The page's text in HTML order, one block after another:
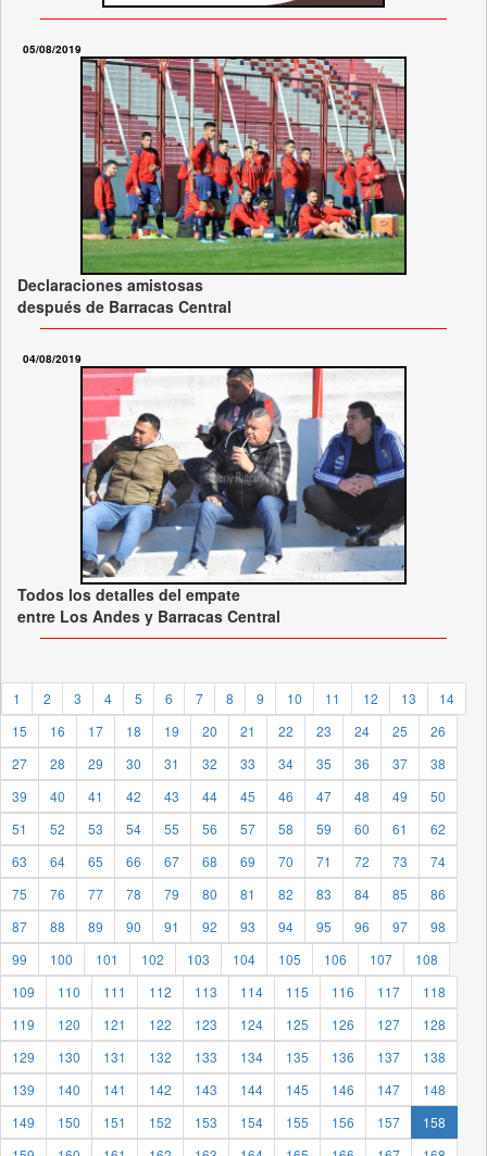
05/08/2019
Declaraciones amistosas
después de Barracas Central
04/08/2019
Todos los detalles del empate
entre Los Andes y Barracas Central
1 2 3 4 5 6 7 8 9 10 11 12 13
14
15
16 17 18 19 20 21 22 23 24 25
26
27
28 29 30 31 32 33 34 35 36 37
38
39
40 41 42 43 44 45 46 47 48 49
50
51
52 53 54 55 56 57 58 59 60 61
62
63
64 65 66 67 68 69 70 71 72 73
74
75
76 77 78 79 80 81 82 83 84 85
86
87
88 89 90 91 92 93 94 95 96 97
98
99
100 101 102 103 104 105 106 107
108
109
110 111 112 113 114 115 116 117
118
119
120 121 122 123 124 125 126 127
128
129
130 131 132 133 134 135 136 137
138
139
140 141 142 143 144 145 146 147
148
149
150 151 152 153 154 155 156 157
158